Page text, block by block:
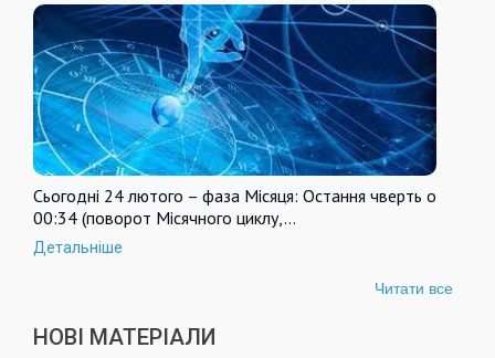
Сьогодні 24 лютого – фаза Місяця: Остання чверть о
00:34 (поворот Місячного циклу,…
Детальніше
Читати все
НОВІ МАТЕРІАЛИ